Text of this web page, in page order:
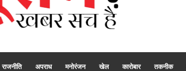
राजनीति अपराध मनोरंजन खेल कारोबार तकनीक